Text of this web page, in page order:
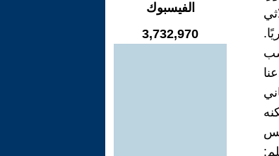
الفيسبوك
3,732,970